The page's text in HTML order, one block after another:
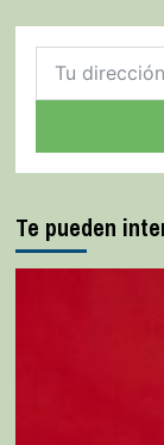
Te pueden